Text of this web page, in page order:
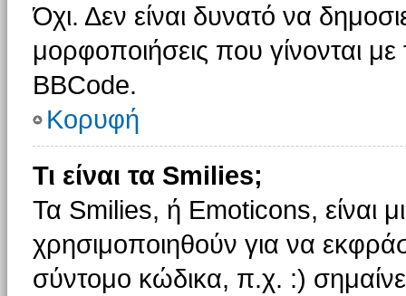
Όχι. Δεν είναι δυνατό να
μορφοποιήσεις που γίνονται
BBCode.
Κορυφή
Τι είναι τα Smilies;
Τα Smilies, ή Emoticons, είναι
χρησιμοποιηθούν για να
σύντομο κώδικα, π.χ. :)